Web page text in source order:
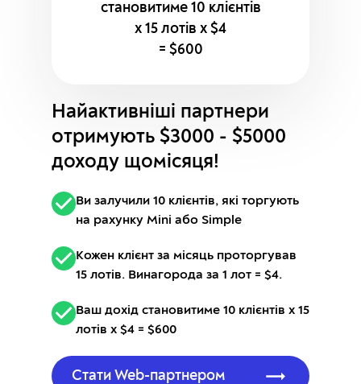
становитиме 10 клієнтів
х 15 лотів х $4
= $600
Найактивніші партнери
отримують $3000 - $5000
доходу щомісяця!
Ви залучили 10 клієнтів, які торгують
на рахунку Mini або Simple
Кожен клієнт за місяць проторгував
15 лотів. Винагорода за 1 лот = $4.
Ваш дохід становитиме 10 клієнтів х 15
лотів х $4 = $600
Стати Web-партнером